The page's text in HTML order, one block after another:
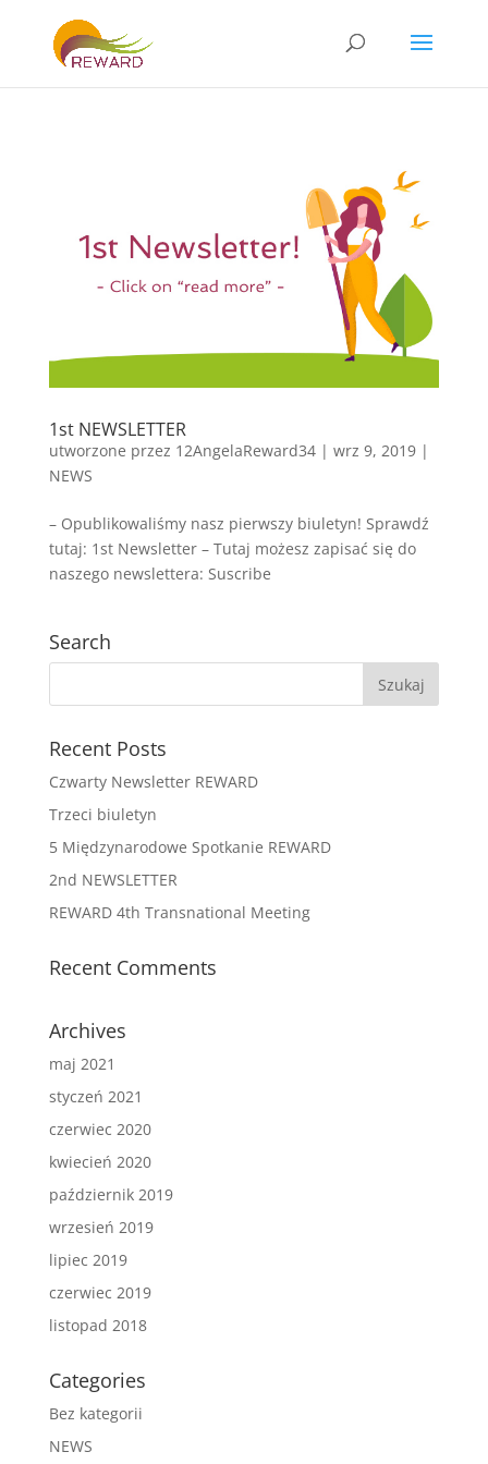
1st NEWSLETTER
utworzone przez 12AngelaReward34| wrz 9, 2019|
NEWS
– Opublikowaliśmy nasz pierwszy biuletyn! Sprawdź
tutaj: 1st Newsletter – Tutaj możesz zapisać się do
naszego newslettera: Suscribe
Search
Recent Posts
Czwarty Newsletter REWARD
Trzeci biuletyn
5 Międzynarodowe Spotkanie REWARD
2nd NEWSLETTER
REWARD 4th Transnational Meeting
Recent Comments
Archives
maj 2021
styczeń 2021
czerwiec 2020
kwiecień 2020
październik 2019
wrzesień 2019
lipiec 2019
czerwiec 2019
listopad 2018
Categories
Bez kategorii
NEWS